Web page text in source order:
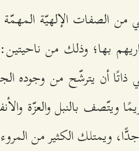
من الصفات الإلهيّة
بها؛ وذلك من ناحيتين:
أن يترشّح من وجوده
بالنبل والعزّة
ويمتلك الكثير من